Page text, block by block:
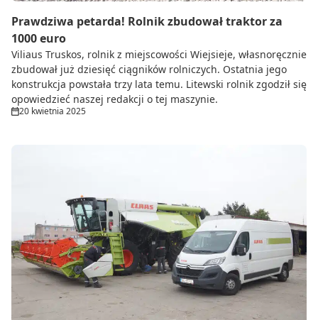
Prawdziwa petarda! Rolnik zbudował traktor za
1000 euro
Viliaus Truskos, rolnik z miejscowości Wiejsieje, własnoręcznie
zbudował już dziesięć ciągników rolniczych. Ostatnia jego
konstrukcja powstała trzy lata temu. Litewski rolnik zgodził się
opowiedzieć naszej redakcji o tej maszynie.
20 kwietnia 2025